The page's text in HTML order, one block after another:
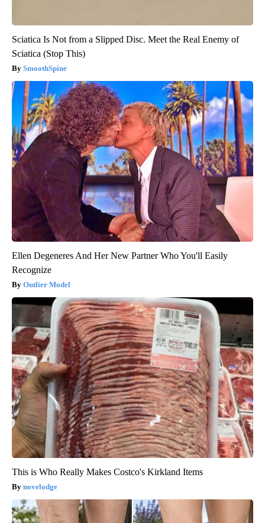
Sciatica Is Not from a Slipped Disc. Meet the Real Enemy of
Sciatica (Stop This)
SmoothSpine
Ellen Degeneres And Her New Partner Who You'll Easily
Recognize
Outlier Model
This is Who Really Makes Costco's Kirkland Items
novelodge